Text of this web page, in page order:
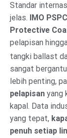
Standar
jelas. IMO
Protective
pelapisan
tangki ballast
sangat
lebih penting,
pelapisan yang
kapal. Data
yang tepat,
penuh setiap